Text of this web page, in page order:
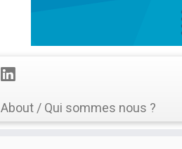
About / Qui sommes nous ?